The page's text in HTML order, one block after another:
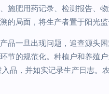
施肥用药记录、检测报告、
局面，将生产者置于阳光
品一旦出现问题，追查源头
节的规范化。种植户和养殖
品，并如实记录生产日志。